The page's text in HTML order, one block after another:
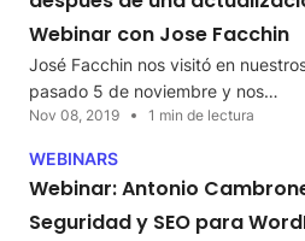
Webinar con Jose Facchin
José Facchin nos visitó en
pasado 5 de noviembre y nos…
Nov 08, 2019 1 min de lectura
WEBINARS
Webinar: Antonio
Seguridad y SEO para